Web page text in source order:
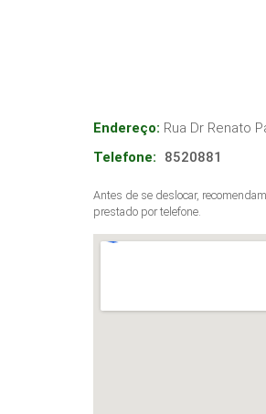
Endereço: Rua Dr Renato
Telefone:
8520881
Antes de se deslocar,
prestado por telefone.